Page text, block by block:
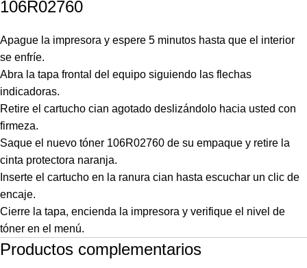
106R02760
Apague la impresora y espere 5 minutos hasta que el interior
se enfríe.
Abra la tapa frontal del equipo siguiendo las flechas
indicadoras.
Retire el cartucho cian agotado deslizándolo hacia usted con
firmeza.
Saque el nuevo tóner 106R02760 de su empaque y retire la
cinta protectora naranja.
Inserte el cartucho en la ranura cian hasta escuchar un clic de
encaje.
Cierre la tapa, encienda la impresora y verifique el nivel de
tóner en el menú.
Productos complementarios